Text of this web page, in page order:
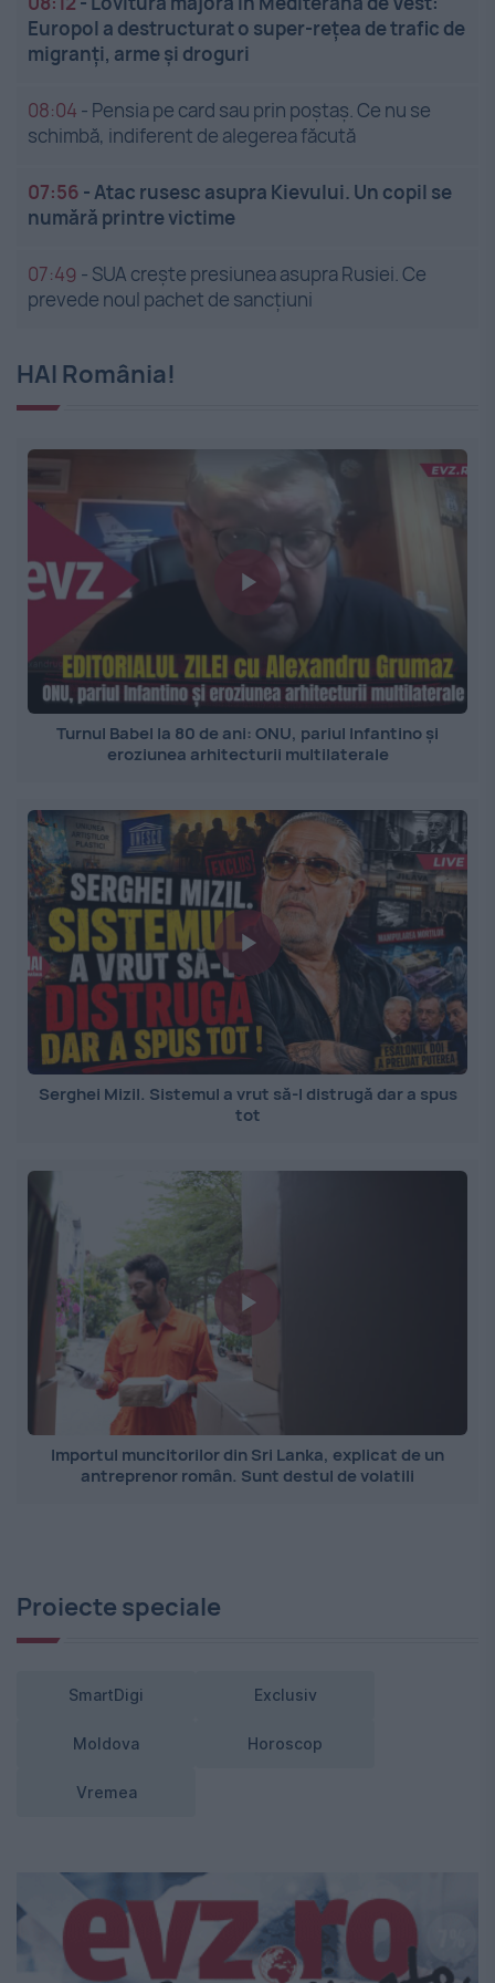
Europol a destructurat o super-rețea de trafic de
migranți, arme și droguri
08:04 - Pensia pe card sau prin poștaș. Ce nu se
schimbă, indiferent de alegerea făcută
07:56 -Atac rusesc asupra Kievului. Un copil se
numără printre victime
07:49 - SUA crește presiunea asupra Rusiei. Ce
prevede noul pachet de sancțiuni
HAI România!
Turnul Babel la 80 de ani: ONU, pariul Infantino și
eroziunea arhitecturii multilaterale
Serghei Mizil. Sistemul a vrut să-l distrugă dar a spus
tot
Importul muncitorilor din Sri Lanka, explicat de un
antreprenor român. Sunt destul de volatili
Proiecte speciale
SmartDigi Exclusiv
Moldova Horoscop
Vremea